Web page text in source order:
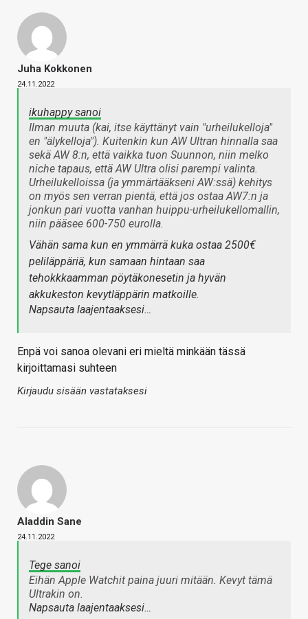
Juha Kokkonen
24.11.2022
ikuhappy sanoi
Ilman muuta (kai, itse käyttänyt vain "urheilukelloja"
en "älykelloja"). Kuitenkin kun AW Ultran hinnalla saa
sekä AW 8:n, että vaikka tuon Suunnon, niin melko
niche tapaus, että AW Ultra olisi parempi valinta.
Urheilukelloissa (ja ymmärtääkseni AW:ssä) kehitys
on myös sen verran pientä, että jos ostaa AW7:n ja
jonkun pari vuotta vanhan huippu-urheilukellomallin,
niin pääsee 600-750 eurolla.
Vähän sama kun en ymmärrä kuka ostaa 2500€
peliläppäriä, kun samaan hintaan saa
tehokkkaamman pöytäkonesetin ja hyvän
akkukeston kevytläppärin matkoille.
Napsauta laajentaaksesi…
Enpä voi sanoa olevani eri mieltä minkään tässä
kirjoittamasi suhteen
Kirjaudu sisään vastataksesi
Aladdin Sane
24.11.2022
Tege sanoi
Eihän Apple Watchit paina juuri mitään. Kevyt tämä
Ultrakin on.
Napsauta laajentaaksesi…